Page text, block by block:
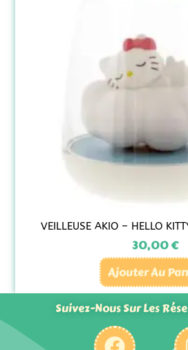
VEILLEUSE AKIO – HELLO
30,00€
Ajouter Au
Suivez-Nous Sur Les